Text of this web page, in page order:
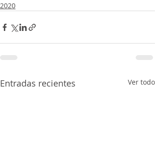
2020
Entradas recientes Ver todo